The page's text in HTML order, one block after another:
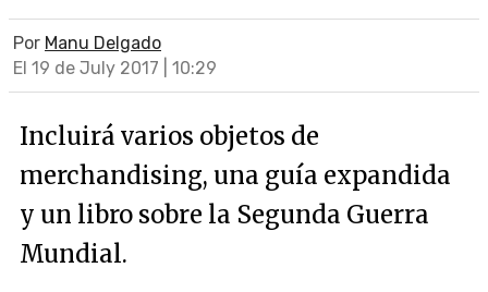
Por Manu Delgado
El 19 de July 2017 | 10:29
Incluirá varios objetos de
merchandising, una guía expandida
y un libro sobre la Segunda Guerra
Mundial.